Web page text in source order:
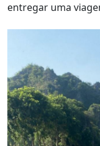
entregar uma